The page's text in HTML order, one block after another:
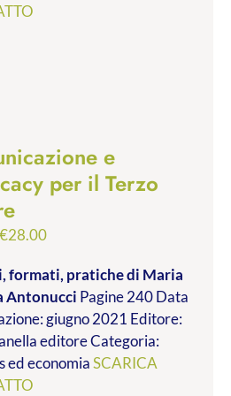
e
per il Terzo
€28.00Fascia
prezzo:
da
€9.99
a
€28.00
formati, pratichedi Maria
Antonucci Pagine 240 Data
giugno 2021 Editore:
editore Categoria:
ed economiaSCARICA